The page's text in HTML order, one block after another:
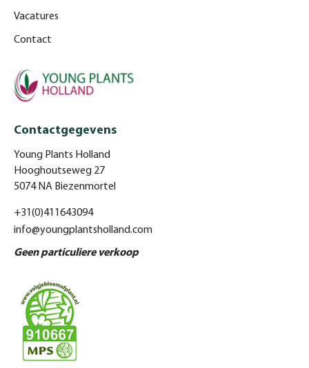
Vacatures
Contact
Contactgegevens
Young Plants Holland
Hooghoutseweg 27
5074 NA Biezenmortel
+31(0)411643094
info@youngplantsholland.com
Geen particuliere verkoop